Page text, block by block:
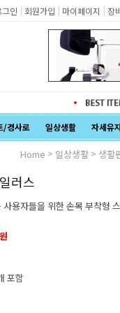
인 | 회원가입 | 마이페이지 | 장
/경사로 일상생활 자세유지
Home > 일상생활 > 생활
러스
용자들을 위한 손목 부착형
포함